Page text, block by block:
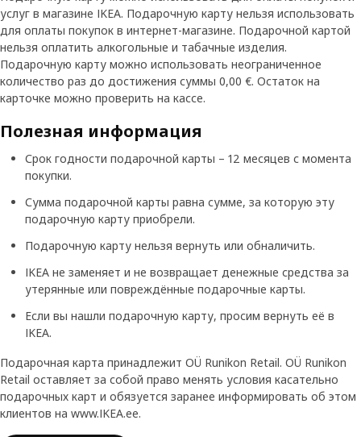
услуг в магазине IKEA. Подарочную карту нельзя использовать
для оплаты покупок в интернет-магазине. Подарочной картой
нельзя оплатить алкогольные и табачные изделия.
Подарочную карту можно использовать неограниченное
количество раз до достижения суммы 0,00 €. Остаток на
карточке можно проверить на кассе.
Полезная информация
Срок годности подарочной карты – 12 месяцев с момента
покупки.
Сумма подарочной карты равна сумме, за которую эту
подарочную карту приобрели.
Подарочную карту нельзя вернуть или обналичить.
IKEA не заменяет и не возвращает денежные средства за
утерянные или повреждённые подарочные карты.
Если вы нашли подарочную карту, просим вернуть её в
IKEA.
Подарочная карта принадлежит OÜ Runikon Retail. OÜ Runikon
Retail оставляет за собой право менять условия касательно
подарочных карт и обязуется заранее информировать об этом
клиентов на www.IKEA.ee.